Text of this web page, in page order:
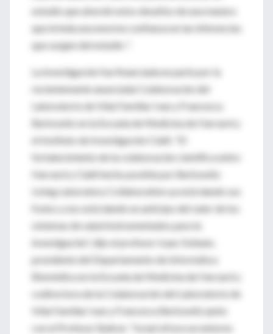
estudio que abordó estos desafíos de una manera
que brinda una enorme confianza en las inferencias
que surgen del estudio ".
La investigación fue financiada en parte por la
recientemente anunciada Colaboración del
Laboratorio de Vida Familiar Ivan y Francesca
Berkowitz en la Escuela de Medicina de Harvard y
el Instituto de Investigación Clalit. “El
fortalecimiento de la colaboración científica entre
Harvard y Clalit hecho posible por Berkowitz
Living Laboratory Collaboration ya está dando sus
frutos y nos está dando un anticipo del valor de los
sistemas de salud instrumentados para la
investigación”, dijo el profesor Isaac Kohane,
presidente del Departamento de Informática
Biomédica en la Escuela de Medicina de Harvard y
codirectora de la Colaboración del Laboratorio de
Vida Familiar Ivan y Francesca Berkowitz junto
con el Profesor Balicer. "Israel ofrece un entorno